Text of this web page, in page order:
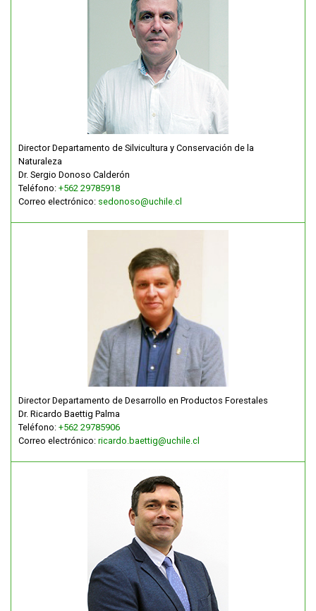
Director Departamento de Silvicultura y Conservación de la
Naturaleza
Dr. Sergio Donoso Calderón
Teléfono: +562 29785918
Correo electrónico: sedonoso@uchile.cl
Director Departamento de Desarrollo en Productos Forestales
Dr. Ricardo Baettig Palma
Teléfono: +562 29785906
Correo electrónico: ricardo.baettig@uchile.cl